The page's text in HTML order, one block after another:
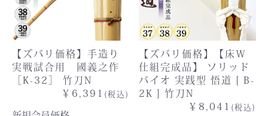
【ズバリ価格】手造り
実戦試合用 國義之作
［K-32］ 竹刀N
￥6,391 (税込)
【ズバリ価格】【床Ｗ
仕組完成品】 ソリッド
バイオ 実践型 悟道 [ B-
2K ] 竹刀N
￥8,041 (税込)